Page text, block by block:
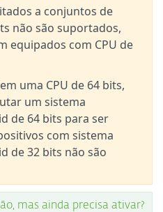
a conjuntos de
não são suportados,
equipados com CPU de
uma CPU de 64 bits,
um sistema
de 64 bits para ser
com sistema
de 32 bits não são
mas ainda precisa ativar?